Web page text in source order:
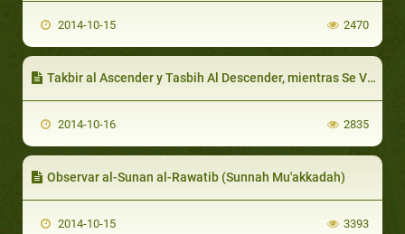
2014-10-15 2470
Takbir al Ascender y Tasbih Al Descender, mientras Se Viaja
2014-10-16 2835
Observar al-Sunan al-Rawatib (Sunnah Mu'akkadah)
2014-10-15 3393